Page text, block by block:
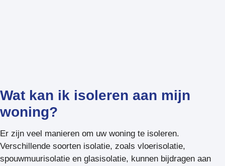
Wat kan ik isoleren aan mijn
woning?
Er zijn veel manieren om uw woning te isoleren.
Verschillende soorten isolatie, zoals vloerisolatie,
spouwmuurisolatie en glasisolatie, kunnen bijdragen aan